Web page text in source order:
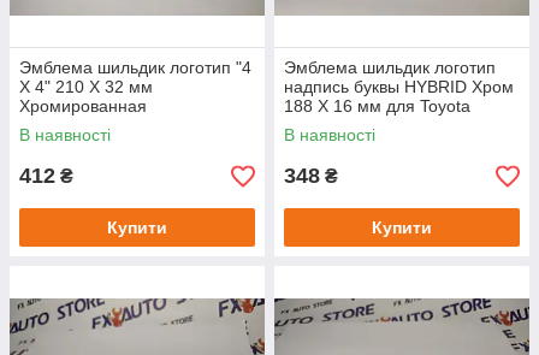
Эмблема шильдик логотип "4
X 4" 210 Х 32 мм
Хромированная
В наявності
412 ₴
Купити
Эмблема шильдик логотип
надпись буквы HYBRID Хром
188 Х 16 мм для Toyota
Lexus
В наявності
348 ₴
Купити